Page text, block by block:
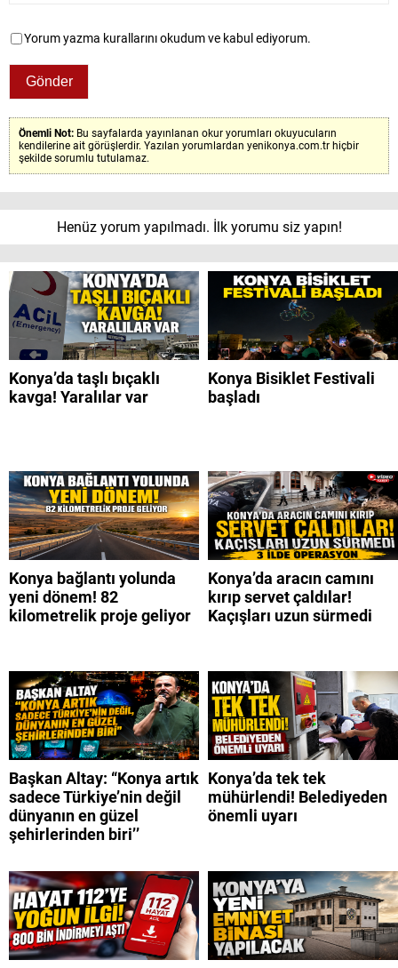
Yorum yazma kurallarını okudum ve kabul ediyorum.
Önemli Not: Bu sayfalarda yayınlanan okur yorumları okuyucuların
kendilerine ait görüşlerdir. Yazılan yorumlardan yenikonya.com.tr hiçbir
şekilde sorumlu tutulamaz.
Henüz yorum yapılmadı. İlk yorumu siz yapın!
Konya’da taşlı bıçaklı
kavga! Yaralılar var
Konya Bisiklet Festivali
başladı
Konya bağlantı yolunda
yeni dönem! 82
kilometrelik proje geliyor
Konya’da aracın camını
kırıp servet çaldılar!
Kaçışları uzun sürmedi
Başkan Altay: “Konya artık
sadece Türkiye’nin değil
dünyanın en güzel
şehirlerinden biri’’
Konya’da tek tek
mühürlendi! Belediyeden
önemli uyarı